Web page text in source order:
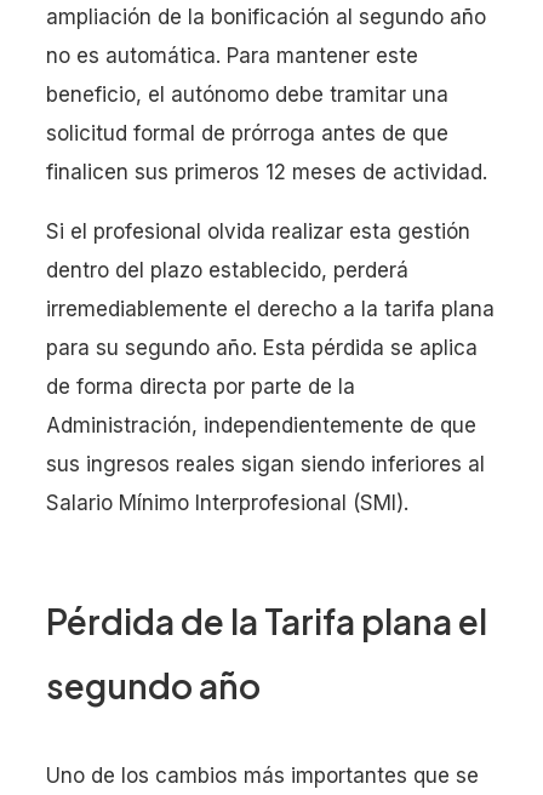
ampliación de la bonificación al segundo año
no es automática. Para mantener este
beneficio, el autónomo debe tramitar una
solicitud formal de prórroga antes de que
finalicen sus primeros 12 meses de actividad.
Si el profesional olvida realizar esta gestión
dentro del plazo establecido, perderá
irremediablemente el derecho a la tarifa plana
para su segundo año. Esta pérdida se aplica
de forma directa por parte de la
Administración, independientemente de que
sus ingresos reales sigan siendo inferiores al
Salario Mínimo Interprofesional (SMI).
Pérdida de la Tarifa plana el
segundo año
Uno de los cambios más importantes que se